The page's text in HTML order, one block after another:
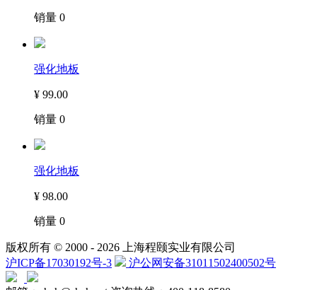
销量 0
强化地板
¥ 99.00
销量 0
强化地板
¥ 98.00
销量 0
版权所有 © 2000 - 2026 上海程颐实业有限公司
沪ICP备17030192号-3
沪公网安备31011502400502号